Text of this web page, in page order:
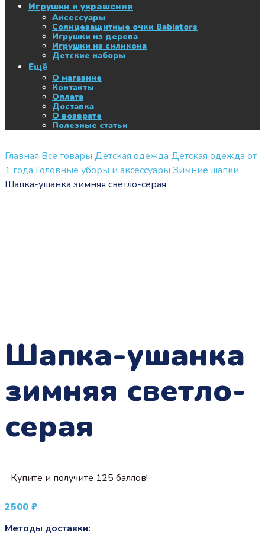
Игрушки и украшения
Аксессуары
Солнцезащитные очки Babiators
Игрушки из дерева
Игрушки из силикона
Детские наборы
Ещё
О магазине
Контакты
Оплата
Доставка
О возврате
Полезные статьи
Главная Все товары Детская одежда Детская одежда от
1 года Головные уборы и аксессуары Зимние шапки
Шапка-ушанка зимняя светло-серая
Шапка-ушанка
зимняя светло-
серая
Купите и получите 125 баллов!
2500 ₽
Методы доставки: